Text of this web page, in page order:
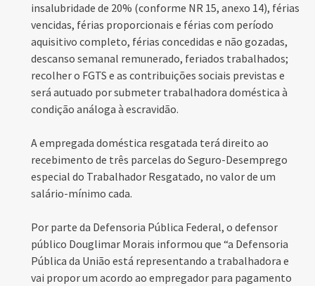
insalubridade de 20% (conforme NR 15, anexo 14), férias
vencidas, férias proporcionais e férias com período
aquisitivo completo, férias concedidas e não gozadas,
descanso semanal remunerado, feriados trabalhados;
recolher o FGTS e as contribuições sociais previstas e
será autuado por submeter trabalhadora doméstica à
condição análoga à escravidão.
A empregada doméstica resgatada terá direito ao
recebimento de três parcelas do Seguro-Desemprego
especial do Trabalhador Resgatado, no valor de um
salário-mínimo cada.
Por parte da Defensoria Pública Federal, o defensor
público Douglimar Morais informou que “a Defensoria
Pública da União está representando a trabalhadora e
vai propor um acordo ao empregador para pagamento